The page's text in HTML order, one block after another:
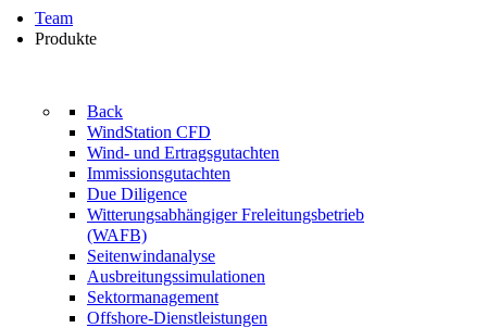
Team
Produkte
Back
WindStation CFD
Wind- und Ertragsgutachten
Immissionsgutachten
Due Diligence
Witterungsabhängiger Freleitungsbetrieb
(WAFB)
Seitenwindanalyse
Ausbreitungssimulationen
Sektormanagement
Offshore-Dienstleistungen